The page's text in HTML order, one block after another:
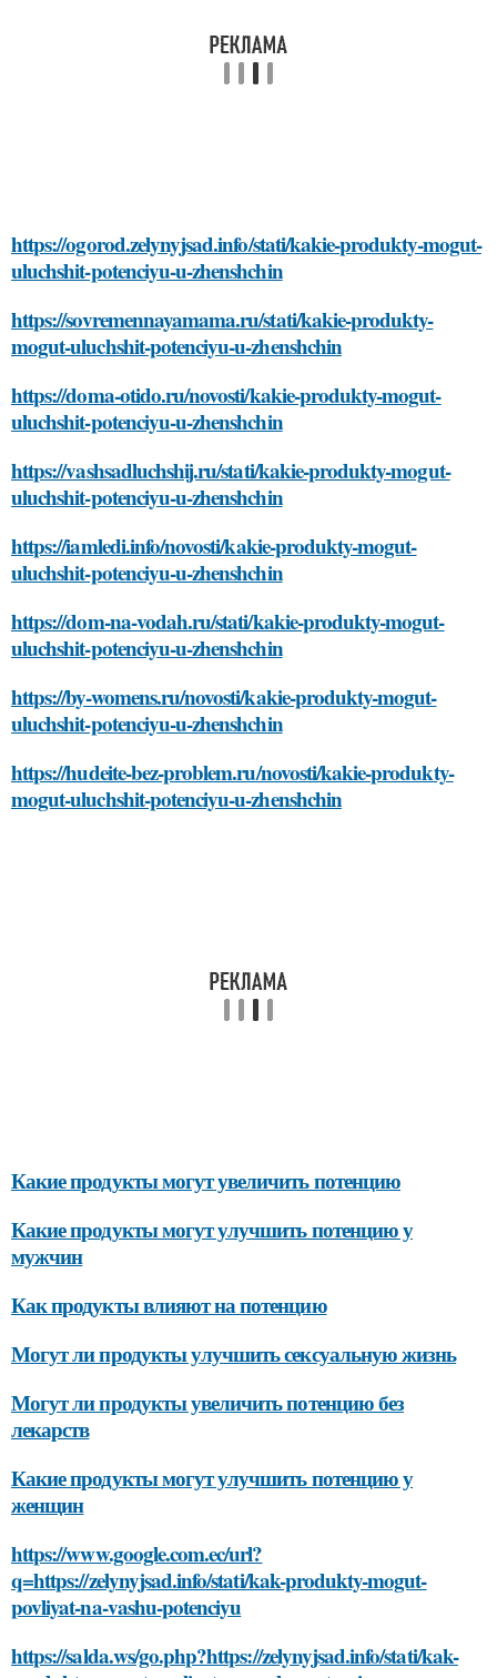
https://ogorod.zelynyjsad.info/stati/kakie-produkty-mogut-
uluchshit-potenciyu-u-zhenshchin
https://sovremennayamama.ru/stati/kakie-produkty-
mogut-uluchshit-potenciyu-u-zhenshchin
https://doma-otido.ru/novosti/kakie-produkty-mogut-
uluchshit-potenciyu-u-zhenshchin
https://vashsadluchshij.ru/stati/kakie-produkty-mogut-
uluchshit-potenciyu-u-zhenshchin
https://iamledi.info/novosti/kakie-produkty-mogut-
uluchshit-potenciyu-u-zhenshchin
https://dom-na-vodah.ru/stati/kakie-produkty-mogut-
uluchshit-potenciyu-u-zhenshchin
https://by-womens.ru/novosti/kakie-produkty-mogut-
uluchshit-potenciyu-u-zhenshchin
https://hudeite-bez-problem.ru/novosti/kakie-produkty-
mogut-uluchshit-potenciyu-u-zhenshchin
Какие продукты могут увеличить потенцию
Какие продукты могут улучшить потенцию у
мужчин
Как продукты влияют на потенцию
Могут ли продукты улучшить сексуальную жизнь
Могут ли продукты увеличить потенцию без
лекарств
Какие продукты могут улучшить потенцию у
женщин
https://www.google.com.ec/url?
q=https://zelynyjsad.info/stati/kak-produkty-mogut-
povliyat-na-vashu-potenciyu
https://salda.ws/go.php?https://zelynyjsad.info/stati/kak-